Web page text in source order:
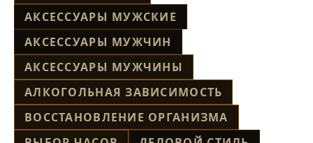
АКСЕССУАРЫ МУЖСКИЕ
АКСЕССУАРЫ МУЖЧИН
АКСЕССУАРЫ МУЖЧИНЫ
АЛКОГОЛЬНАЯ ЗАВИСИМОСТЬ
ВОССТАНОВЛЕНИЕ ОРГАНИЗМА